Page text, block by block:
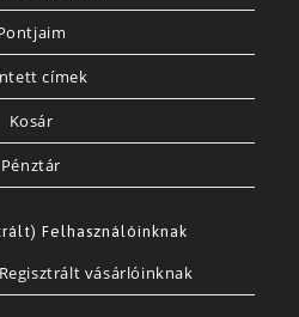
címek
Kosár
Pénztár
Felhasználóinknak
vásárlóinknak